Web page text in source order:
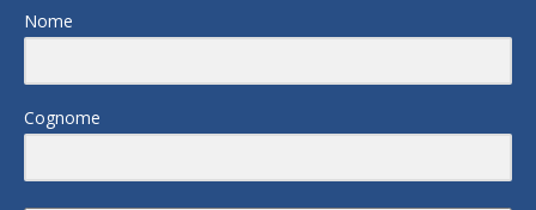
Nome
Cognome